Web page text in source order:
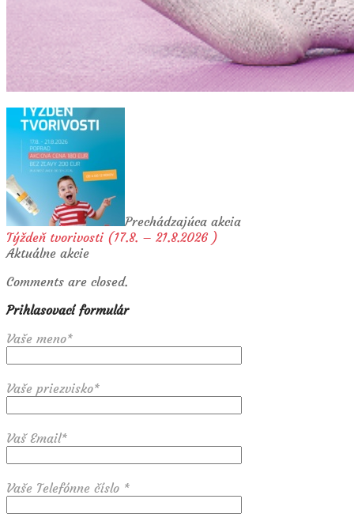
Prechádzajúca akcia
Týždeň tvorivosti (17.8. – 21.8.2026 )
Aktuálne akcie
Comments are closed.
Prihlasovací formulár
Vaše meno*
Vaše priezvisko*
Vaš Email*
Vaše Telefónne číslo *